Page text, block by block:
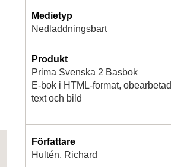
Medietyp
Nedladdningsbart
Produkt
Prima Svenska 2 Basbok
E-bok i HTML-format, obearbetad
text och bild
Författare
Hultén, Richard